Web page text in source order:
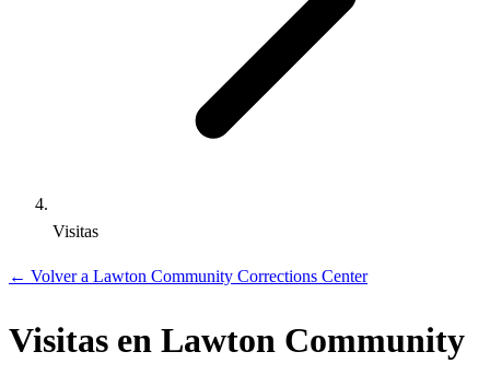
Visitas
← Volver a Lawton Community Corrections Center
Visitas en Lawton Community